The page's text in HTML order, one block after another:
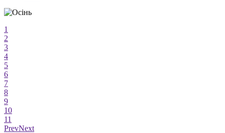
1
2
3
4
5
6
7
8
9
10
11
PrevNext